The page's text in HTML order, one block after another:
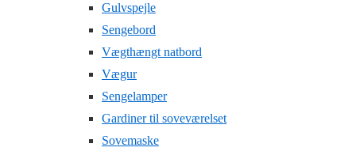
Gulvspejle
Sengebord
Vægthængt natbord
Vægur
Sengelamper
Gardiner til soveværelset
Sovemaske